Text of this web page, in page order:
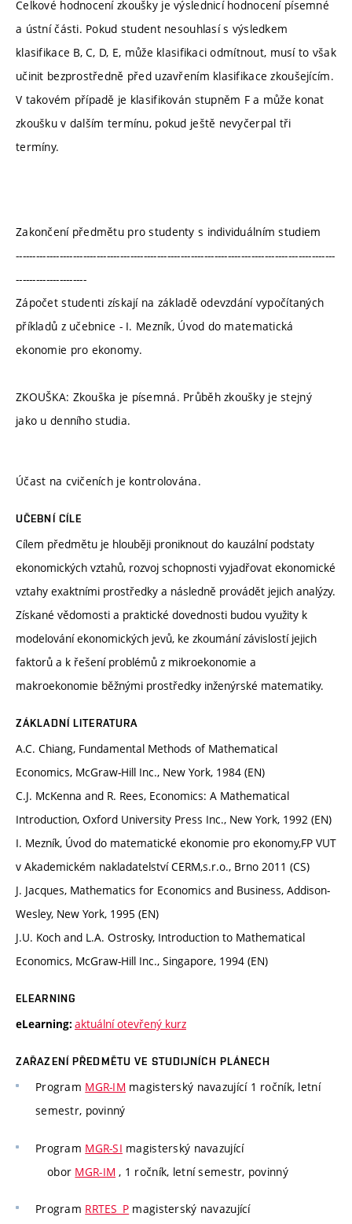
Celkové hodnocení zkoušky je výslednicí hodnocení písemné
a ústní části. Pokud student nesouhlasí s výsledkem
klasifikace B, C, D, E, může klasifikaci odmítnout, musí to však
učinit bezprostředně před uzavřením klasifikace zkoušejícím.
V takovém případě je klasifikován stupněm F a může konat
zkoušku v dalším termínu, pokud ještě nevyčerpal tři
termíny.
Zakončení předmětu pro studenty s individuálním studiem
-----------------------------------------------------------------------------------------------
---------------------
Zápočet studenti získají na základě odevzdání vypočítaných
příkladů z učebnice - I. Mezník, Úvod do matematická
ekonomie pro ekonomy.
ZKOUŠKA: Zkouška je písemná. Průběh zkoušky je stejný
jako u denního studia.
Účast na cvičeních je kontrolována.
UČEBNÍ CÍLE
Cílem předmětu je hlouběji proniknout do kauzální podstaty
ekonomických vztahů, rozvoj schopnosti vyjadřovat ekonomické
vztahy exaktními prostředky a následně provádět jejich analýzy.
Získané vědomosti a praktické dovednosti budou využity k
modelování ekonomických jevů, ke zkoumání závislostí jejich
faktorů a k řešení problémů z mikroekonomie a
makroekonomie běžnými prostředky inženýrské matematiky.
ZÁKLADNÍ LITERATURA
A.C. Chiang, Fundamental Methods of Mathematical
Economics, McGraw-Hill Inc., New York, 1984 (EN)
C.J. McKenna and R. Rees, Economics: A Mathematical
Introduction, Oxford University Press Inc., New York, 1992 (EN)
I. Mezník, Úvod do matematické ekonomie pro ekonomy,FP VUT
v Akademickém nakladatelství CERM,s.r.o., Brno 2011 (CS)
J. Jacques, Mathematics for Economics and Business, Addison-
Wesley, New York, 1995 (EN)
J.U. Koch and L.A. Ostrosky, Introduction to Mathematical
Economics, McGraw-Hill Inc., Singapore, 1994 (EN)
ELEARNING
eLearning: aktuální otevřený kurz
ZAŘAZENÍ PŘEDMĚTU VE STUDIJNÍCH PLÁNECH
Program MGR-IM magisterský navazující 1 ročník, letní
semestr, povinný
Program MGR-SI magisterský navazující
obor MGR-IM , 1 ročník, letní semestr, povinný
Program RRTES_P magisterský navazující